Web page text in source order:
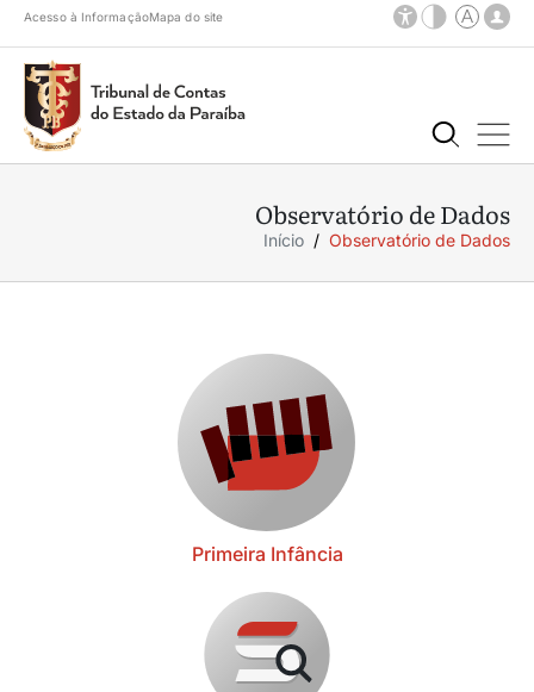
Acesso à InformaçãoMapa do site
Observatório de Dados
Início Observatório de Dados
Primeira Infância